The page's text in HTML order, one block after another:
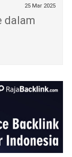
25 Mar 2025
dalam